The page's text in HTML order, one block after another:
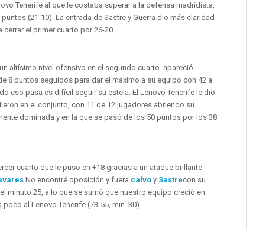
Tenerife al que le costaba superar a la defensa madridista.
(21-10). La entrada de Sastre y Guerra dio más claridad
el primer cuarto por 26-20.
altísimo nivel ofensivo en el segundo cuarto. apareció
8 puntos seguidos para dar el máximo a su equipo con 42 a
eso pasa es difícil seguir su estela. El Lenovo Tenerife le dio
en el conjunto, con 11 de 12 jugadores abriendo su
dominada y en la que se pasó de los 50 puntos por los 38
cuarto que le puso en +18 gracias a un ataque brillante
No encontré oposición y fuera calvoy Sastrecon su
minuto 25, a lo que se sumó que nuestro equipo creció en
al Lenovo Tenerife (73-55, min. 30).